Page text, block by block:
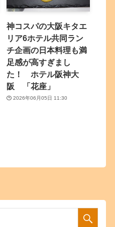
神コスパの大阪キタエ
リア6ホテル共同ラン
チ企画の日本料理も満
足感が高すぎまし
た！ ホテル阪神大
阪 「花座」
2026年06月05日 11:30